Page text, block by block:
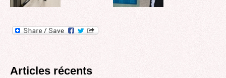
Articles récents